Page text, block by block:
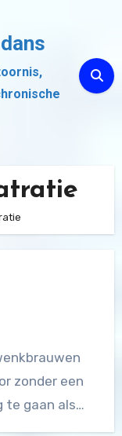
zonder een
te gaan als…